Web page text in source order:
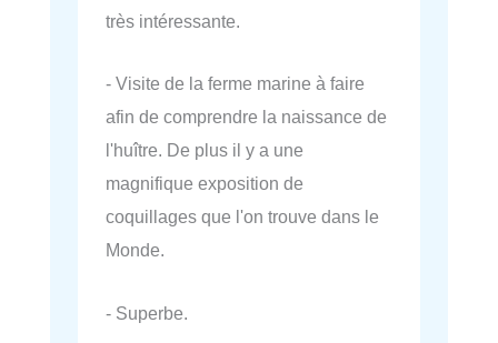
très intéressante.
- Visite de la ferme marine à faire
afin de comprendre la naissance de
l'huître. De plus il y a une
magnifique exposition de
coquillages que l'on trouve dans le
Monde.
- Superbe.